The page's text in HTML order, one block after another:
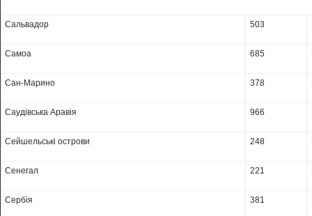
Сальвадор 503
Самоа 685
Сан-Марино 378
Саудівська Аравія 966
Сейшельські острови 248
Сенегал 221
Сербія 381